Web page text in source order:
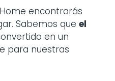
encontrarás
Sabemos que el
en un
para nuestras